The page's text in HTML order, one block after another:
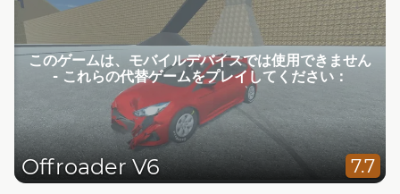
このゲームは、モバイルデバイスでは使用できません
- これらの代替ゲームをプレイしてください：
Offroader V6 7.7